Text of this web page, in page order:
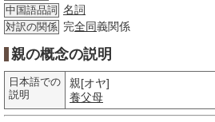
中国語品詞 名詞
対訳の関係 完全同義関係
親の概念の説明
日本語での
説明
親[オヤ]
養父母